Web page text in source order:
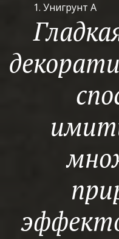
Унигрунт А